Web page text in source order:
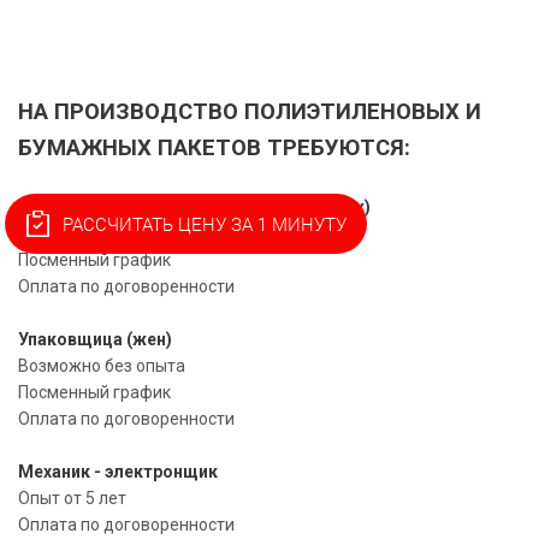
НА ПРОИЗВОДСТВО ПОЛИЭТИЛЕНОВЫХ И
БУМАЖНЫХ ПАКЕТОВ ТРЕБУЮТСЯ:
Оператор флексопечатной машины (муж)
Опыт от 1 года
Посменный график
Оплата по договоренности
Упаковщица (жен)
Возможно без опыта
Посменный график
Оплата по договоренности
Механик - электронщик
Опыт от 5 лет
Оплата по договоренности
РАССЧИТАТЬ ЦЕНУ ЗА 1 МИНУТУ